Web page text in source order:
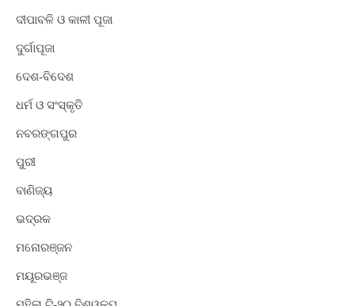
ଦୀପାବଳି ଓ କାଳୀ ପୂଜା
ଦୁର୍ଗାପୂଜା
ଦେଶ-ବିଦେଶ
ଧର୍ମ ଓ ସଂସ୍କୃତି
ନବରଙ୍ଗପୁର
ପୁରୀ
ବାଣିଜ୍ୟ
ଭଦ୍ରକ
ମନୋରଞ୍ଜନ
ମୟୂରଭଞ୍ଜ